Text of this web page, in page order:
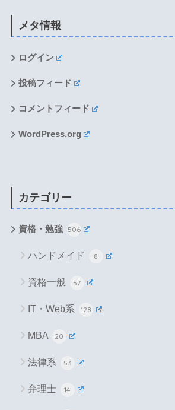
メタ情報
ログイン
投稿フィード
コメントフィード
WordPress.org
カテゴリー
資格・勉強 506
ハンドメイド 8
資格一般 57
IT・Web系 128
MBA 20
法律系 53
弁理士 14